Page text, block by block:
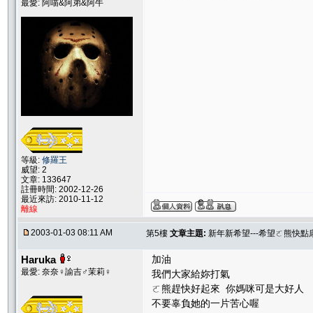
最愛: 阿喵&阿弟&阿牛
等級: 修羅王
威望: 2
文章: 133647
註冊時間: 2002-12-26
最近來訪: 2010-11-12
離線
2003-01-03 08:11 AM 第5樓 文章主題: 新年新希望---希望ㄛ熊快點
Haruka
最愛: 奈奈♀諭吉♂茉莉♀
加油
我們大家給妳打氣
ㄛ熊趕快好起來 你媽咪可是大好人
不要辜負她的一片苦心喔